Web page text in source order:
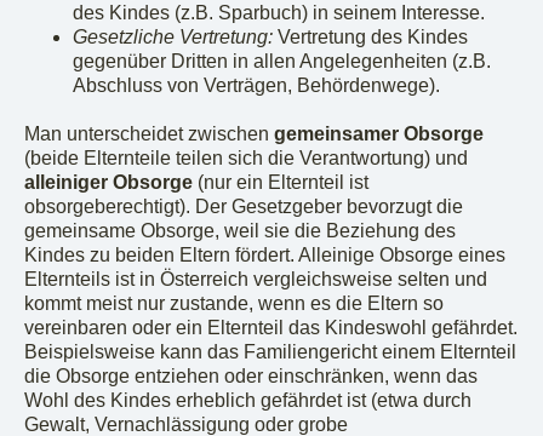
des Kindes (z.B. Sparbuch) in seinem Interesse.
Gesetzliche Vertretung: Vertretung des Kindes
gegenüber Dritten in allen Angelegenheiten (z.B.
Abschluss von Verträgen, Behördenwege).
Man unterscheidet zwischen gemeinsamer Obsorge
(beide Elternteile teilen sich die Verantwortung) und
alleiniger Obsorge (nur ein Elternteil ist
obsorgeberechtigt). Der Gesetzgeber bevorzugt die
gemeinsame Obsorge, weil sie die Beziehung des
Kindes zu beiden Eltern fördert. Alleinige Obsorge eines
Elternteils ist in Österreich vergleichsweise selten und
kommt meist nur zustande, wenn es die Eltern so
vereinbaren oder ein Elternteil das Kindeswohl gefährdet.
Beispielsweise kann das Familiengericht einem Elternteil
die Obsorge entziehen oder einschränken, wenn das
Wohl des Kindes erheblich gefährdet ist (etwa durch
Gewalt, Vernachlässigung oder grobe